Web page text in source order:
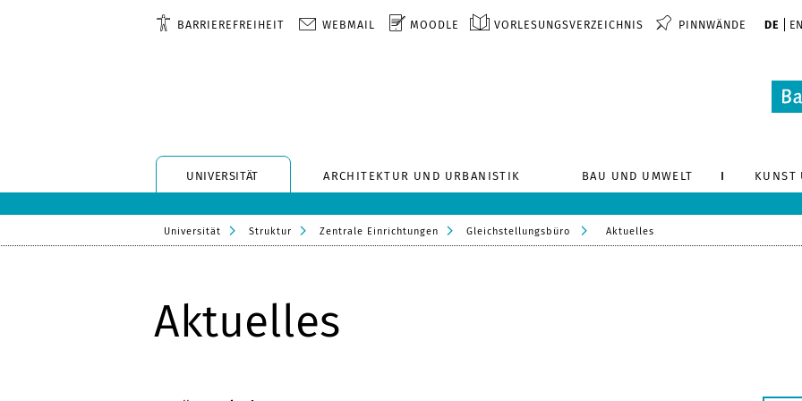
BARRIEREFREIHEIT WEBMAIL MOODLE VORLESUNGSVERZEICHNIS PINNWÄNDE DE EN
UNIVERSITÄT ARCHITEKTUR UND URBANISTIK BAU UND UMWELT KUNST
Universität Struktur Zentrale Einrichtungen Gleichstellungsbüro Aktuelles
Aktuelles